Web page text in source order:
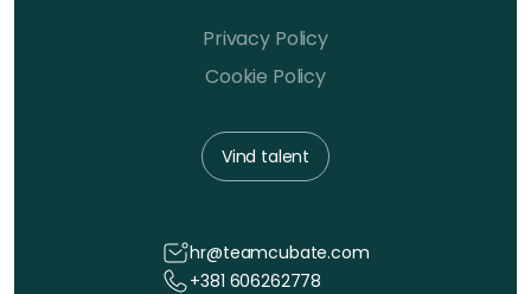
Privacy Policy
Cookie Policy
Vind talent
hr@teamcubate.com
+381 606262778